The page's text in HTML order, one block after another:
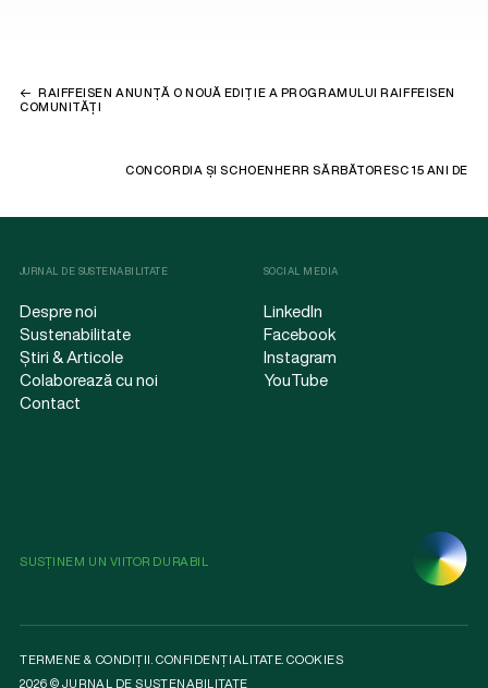
RAIFFEISEN ANUNȚĂ O NOUĂ EDIȚIE A PROGRAMULUI RAIFFEISEN
COMUNITĂȚI
CONCORDIA ȘI SCHOENHERR SĂRBĂTORESC 15 ANI DE
JURNAL DE SUSTENABILITATE
Despre noi
Sustenabilitate
Știri & Articole
Colaborează cu noi
Contact
SOCIAL MEDIA
LinkedIn
Facebook
Instagram
YouTube
SUSȚINEM UN VIITOR DURABIL
TERMENE & CONDIȚII.CONFIDENȚIALITATE.COOKIES
2026 © JURNAL DE SUSTENABILITATE